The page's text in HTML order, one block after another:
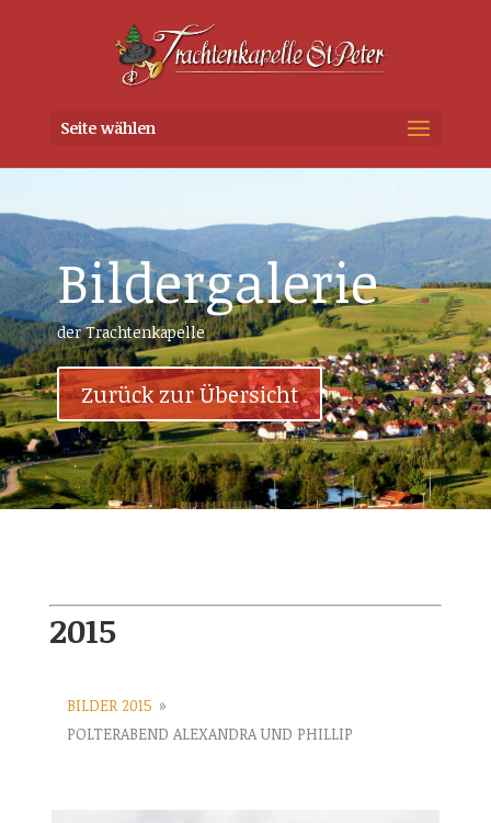
Seite wählen
Bildergalerie
der Trachtenkapelle
Zurück zur Übersicht
2015
BILDER 2015 »
POLTERABEND ALEXANDRA UND PHILLIP